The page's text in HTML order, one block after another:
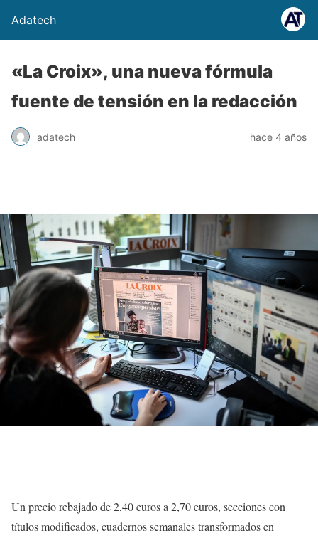
Adatech
«La Croix», una nueva fórmula
fuente de tensión en la redacción
adatech hace 4 años
Un precio rebajado de 2,40 euros a 2,70 euros, secciones con
títulos modificados, cuadernos semanales transformados en